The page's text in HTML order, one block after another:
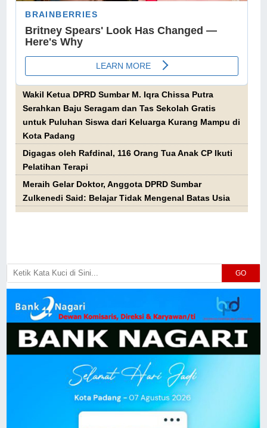
Wakil Ketua DPRD Sumbar M. Iqra Chissa Putra
Serahkan Baju Seragam dan Tas Sekolah Gratis
untuk Puluhan Siswa dari Keluarga Kurang Mampu di
Kota Padang
Digagas oleh Rafdinal, 116 Orang Tua Anak CP Ikuti
Pelatihan Terapi
Meraih Gelar Doktor, Anggota DPRD Sumbar
Zulkenedi Said: Belajar Tidak Mengenal Batas Usia
GO